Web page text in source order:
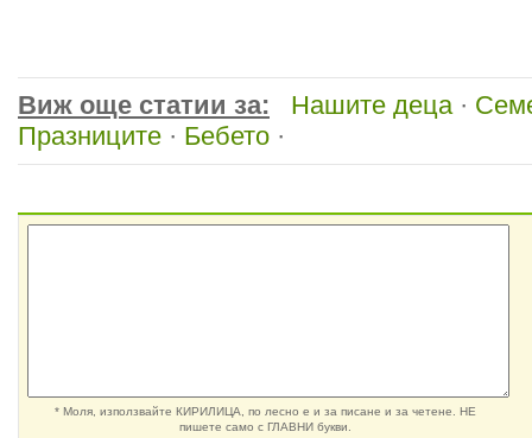
Виж още статии за: Нашите деца·
Празниците · Бебето ·
* Моля, използвайте КИРИЛИЦА, по лесно е и за писане и за четене. НЕ
пишете само с ГЛАВНИ букви.